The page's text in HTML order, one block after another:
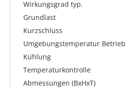
Wirkungsgrad typ.
Grundlast
Kurzschluss
Umgebungstemperatur Betrieb
Kühlung
Temperaturkontrolle
Abmessungen (BxHxT)